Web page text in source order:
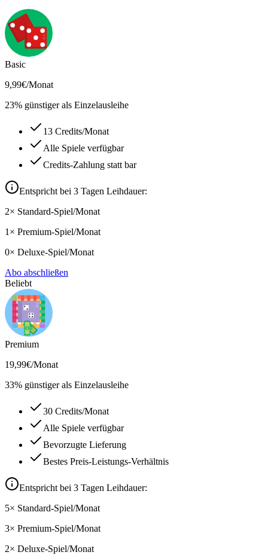
Basic
9,99€/Monat
23% günstiger als Einzelausleihe
13 Credits/Monat
Alle Spiele verfügbar
Credits-Zahlung statt bar
Entspricht bei 3 Tagen Leihdauer:
2× Standard-Spiel/Monat
1× Premium-Spiel/Monat
0× Deluxe-Spiel/Monat
Abo abschließen
Beliebt
Premium
19,99€/Monat
33% günstiger als Einzelausleihe
30 Credits/Monat
Alle Spiele verfügbar
Bevorzugte Lieferung
Bestes Preis-Leistungs-Verhältnis
Entspricht bei 3 Tagen Leihdauer:
5× Standard-Spiel/Monat
3× Premium-Spiel/Monat
2× Deluxe-Spiel/Monat